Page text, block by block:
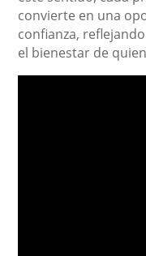
convierte en una
confianza,
el bienestar de